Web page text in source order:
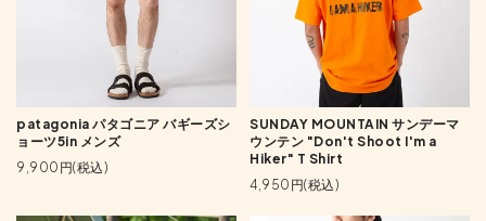
patagonia パタゴニア バギーズシ
ョーツ5in メンズ
9,900円(税込)
SUNDAY MOUNTAIN サンデーマ
ウンテン "Don't Shoot I'm a
Hiker" T Shirt
4,950円(税込)